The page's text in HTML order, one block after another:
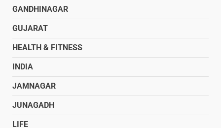
GANDHINAGAR
GUJARAT
HEALTH & FITNESS
INDIA
JAMNAGAR
JUNAGADH
LIFE